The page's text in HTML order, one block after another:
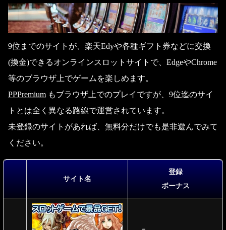
9位までのサイトが、楽天Edyや各種ギフト券などに交換
(換金)できるオンラインスロットサイトで、EdgeやChrome
等のブラウザ上でゲームを楽しめます。
PPPremium もブラウザ上でのプレイですが、9位迄のサイ
トとは全く異なる路線で運営されています。
未登録のサイトがあれば、無料分だけでも是非遊んでみて
ください。
サイト名
登録
ボーナス